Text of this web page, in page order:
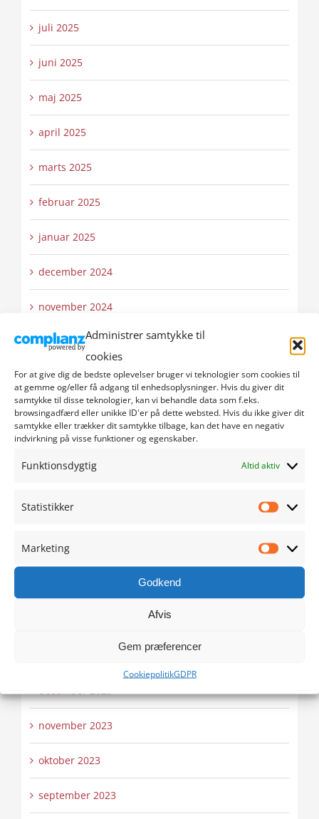
Administrer samtykke til
cookies
For at give dig de bedste oplevelser bruger vi teknologier som cookies til
at gemme og/eller få adgang til enhedsoplysninger. Hvis du giver dit
samtykke til disse teknologier, kan vi behandle data som f.eks.
browsingadfærd eller unikke ID'er på dette websted. Hvis du ikke giver dit
samtykke eller trækker dit samtykke tilbage, kan det have en negativ
indvirkning på visse funktioner og egenskaber.
Funktionsdygtig Altid aktiv
Statistikker
Marketing
Godkend
Afvis
Gem præferencer
CookiepolitikGDPR
juli 2025
juni 2025
maj 2025
april 2025
marts 2025
februar 2025
januar 2025
december 2024
november 2024
oktober 2024
september 2024
august 2024
juli 2024
april 2024
november 2023
oktober 2023
september 2023